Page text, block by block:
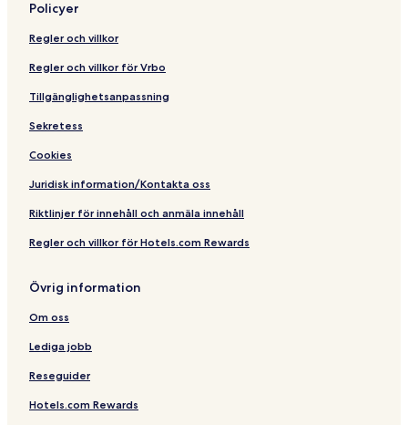
Policyer
Regler och villkor
Regler och villkor för Vrbo
Tillgänglighetsanpassning
Sekretess
Cookies
Juridisk information/Kontakta oss
Riktlinjer för innehåll och anmäla innehåll
Regler och villkor för Hotels.com Rewards
Övrig information
Om oss
Lediga jobb
Reseguider
Hotels.com Rewards